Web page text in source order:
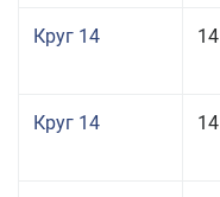
Круг 14 14
Круг 14 14